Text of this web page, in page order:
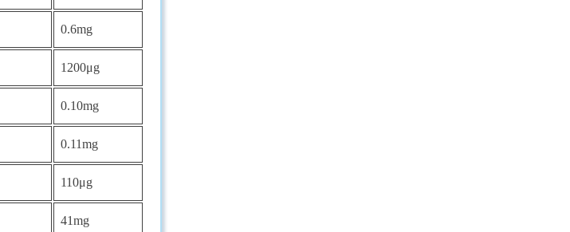
0.6mg
1200μg
0.10mg
0.11mg
110μg
41mg